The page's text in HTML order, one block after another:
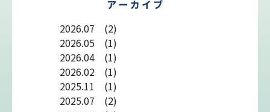
2026.07 (2)
2026.05 (1)
2026.04 (1)
2026.02 (1)
2025.11 (1)
2025.07 (2)